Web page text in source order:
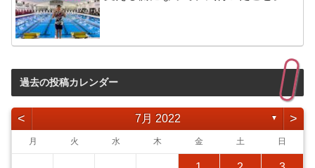
過去の投稿カレンダー
< 7月 2022 ▼ >
月 火 水 木 金 土 日